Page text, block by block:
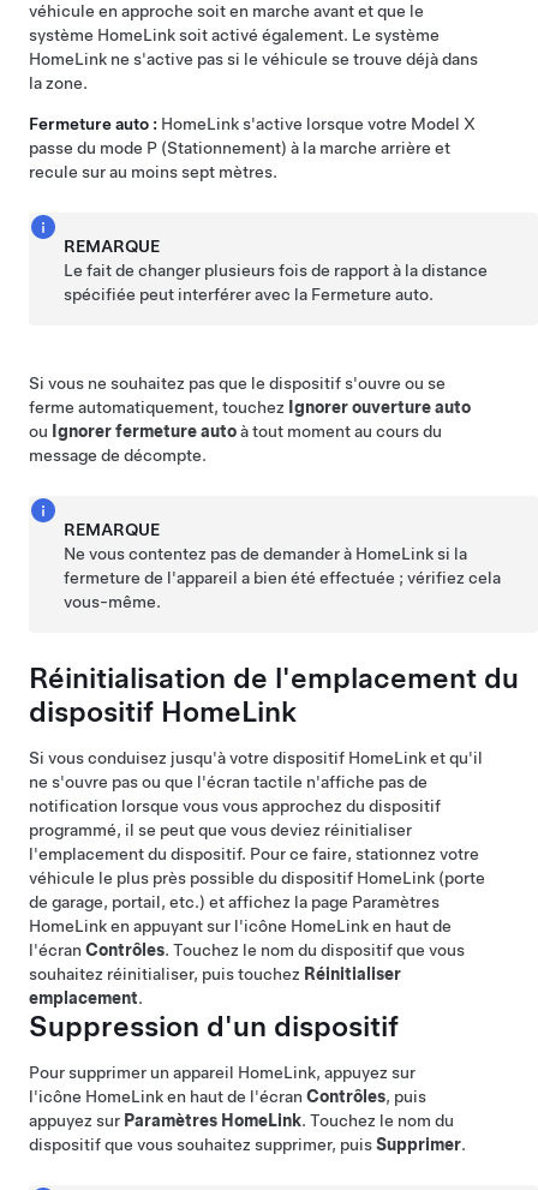
véhicule en approche soit en marche avant et que le
système HomeLink soit activé également. Le système
HomeLink ne s'active pas si le véhicule se trouve déjà dans
la zone.
Fermeture auto : HomeLink s'active lorsque votre Model X
passe du mode P (Stationnement) à la marche arrière et
recule sur au moinssept mètres.
REMARQUE
Le fait de changer plusieurs fois de rapport à la distance
spécifiée peut interférer avec la Fermeture auto.
Si vous ne souhaitez pas que le dispositif s'ouvre ou se
ferme automatiquement, touchez Ignorer ouverture auto
ou Ignorer fermeture autoà tout moment au cours du
message de décompte.
REMARQUE
Ne vous contentez pas de demander à HomeLink si la
fermeture de l'appareil a bien été effectuée ; vérifiez cela
vous-même.
Réinitialisation de l'emplacement du
dispositif HomeLink
Si vous conduisez jusqu'à votre dispositif HomeLink et qu'il
ne s'ouvre pas ou que l'écran tactile n'affiche pas de
notification lorsque vous vous approchez du dispositif
programmé, il se peut que vous deviez réinitialiser
l'emplacement du dispositif. Pour ce faire, stationnez votre
véhicule le plus près possible du dispositif HomeLink (porte
de garage, portail, etc.) et affichez la page Paramètres
HomeLink en appuyant sur l'icône HomeLink en haut de
l'écran Contrôles. Touchez le nom du dispositif que vous
souhaitez réinitialiser, puis touchez Réinitialiser
emplacement.
Suppression d'un dispositif
Pour supprimer un appareil HomeLink, appuyez sur
l'icône HomeLink en haut de l'écran Contrôles, puis
appuyez sur Paramètres HomeLink. Touchez le nom du
dispositif que vous souhaitez supprimer, puisSupprimer.